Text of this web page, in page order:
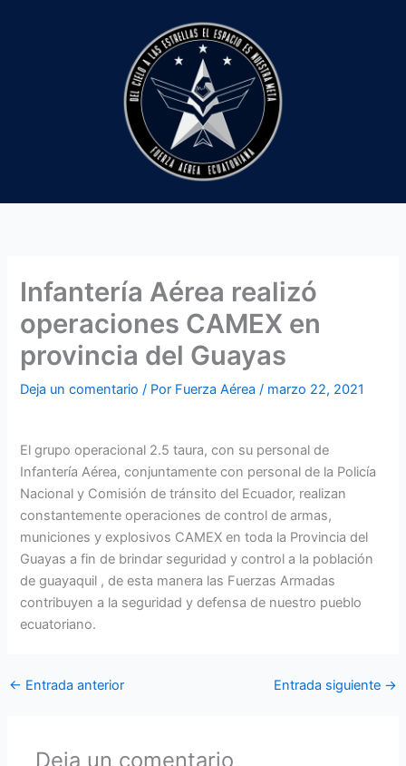
Infantería Aérea realizó
operaciones CAMEX en
provincia del Guayas
Deja un comentario / Por Fuerza Aérea/ marzo 22, 2021
El grupo operacional 2.5 taura, con su personal de
Infantería Aérea, conjuntamente con personal de la Policía
Nacional y Comisión de tránsito del Ecuador, realizan
constantemente operaciones de control de armas,
municiones y explosivos CAMEX en toda la Provincia del
Guayas a fin de brindar seguridad y control a la población
de guayaquil , de esta manera las Fuerzas Armadas
contribuyen a la seguridad y defensa de nuestro pueblo
ecuatoriano.
← Entrada anterior Entrada siguiente →
Deja un comentario